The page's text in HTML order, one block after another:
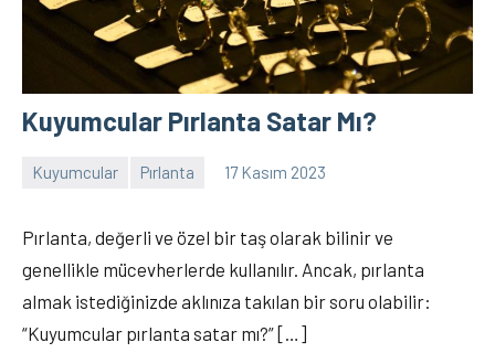
Kuyumcular Pırlanta Satar Mı?
Kuyumcular Pırlanta 17 Kasım 2023
Elanur
Pırlanta, değerli ve özel bir taş olarak bilinir ve
genellikle mücevherlerde kullanılır. Ancak, pırlanta
almak istediğinizde aklınıza takılan bir soru olabilir:
“Kuyumcular pırlanta satar mı?” […]